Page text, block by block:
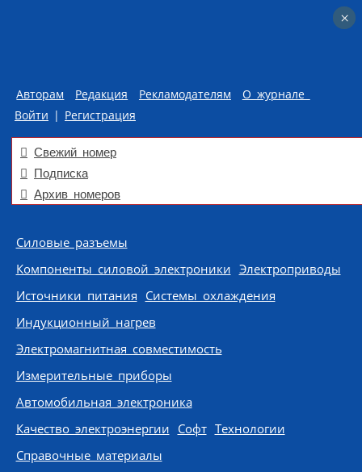
Авторам Редакция Рекламодателям
О журнале
Войти | Регистрация
Свежий номер
Подписка
Архив номеров
Skip to content
Силовые разъемы
Компоненты силовой электроники Электроприводы
Источники питания Системы охлаждения
Индукционный нагрев
Электромагнитная совместимость
Измерительные приборы
Автомобильная электроника
Качество электроэнергии Софт Технологии
Справочные материалы
×
×